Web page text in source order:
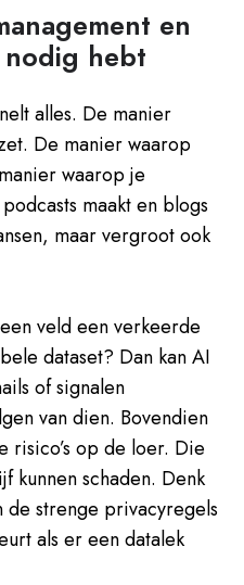
en
hebt
alles. De manier
De manier waarop
waarop je
maakt en blogs
maar vergroot ook
veld een verkeerde
dataset? Dan kan AI
of signalen
van dien. Bovendien
risico’s op de loer. Die
kunnen schaden. Denk
de strenge privacyregels
als er een datalek